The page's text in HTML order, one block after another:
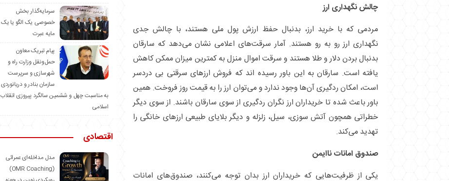
چالش نگهداری ارز
مردمی که با خرید ارز، بدنبال حفظ ارزش پول ملی هستند، با چالش جدی
نگهداری ارز رو به رو هستند. آمار سرقت‌های اعلامی نشان می‌دهد که سارقان
بدنبال بردن دلار و طلا هستند و سرقت اموال منزل به کمترین میزان ممکن کاهش
یافته است. سارقان به این باور رسیده اند که فروش ارز‌های سرقتی بی دردسر
است، امکان ردگیری آن‌ها وجود ندارد و می‌توان ارز را به قیمت روز فروخت. همین
باور باعث شده تا خریداران ارز نگران ردگیری از سوی سارقان باشند. از سوی دیگر
خطراتی همچون آتش سوزی، سیل، زلزله و دیگر بلایای طبیعی ارز‌های خانگی را
تهدید می‌کند.
صندوق امانات ناایمن
یکی از ظرفیت‌هایی که خریداران ارز بدان توجه می‌کنند، صندوق‌های امانات
سرمایه‌گذار بخش
خصوصی یک الگو یا یک
مایه عبرت
️پیام تبریک معاون
حمل‌ونقل وزارت راه و
شهرسازی و سرپرست
سازمان بنادر و دریانوردی
به مناسبت چهل و ششمین سالگرد پیروزی انقلاب
اسلامی
اقتصادی
مدل مداخله‌ای عمرائی
(OMR Coaching)